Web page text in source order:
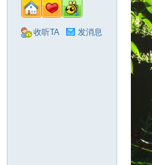
收听TA 发消息